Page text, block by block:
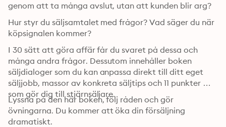
genom att ta många avslut, utan att kunden blir arg?
Hur styr du säljsamtalet med frågor? Vad säger du när
köpsignalen kommer?
I 30 sätt att göra affär får du svaret på dessa och
många andra frågor. Dessutom innehåller boken
säljdialoger som du kan anpassa direkt till ditt eget
säljjobb, massor av konkreta säljtips och 11 punkter
som gör dig till stjärnsäljare.
Lyssna på den här boken, följ råden och gör
övningarna. Du kommer att öka din försäljning
dramatiskt.